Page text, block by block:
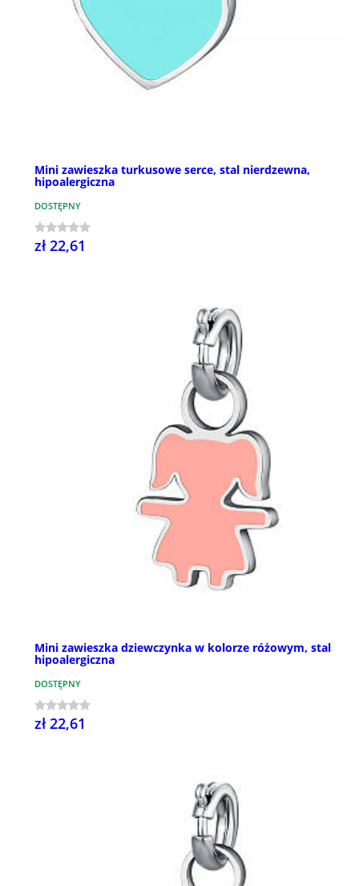
Mini zawieszka turkusowe serce, stal nierdzewna,
hipoalergiczna
DOSTĘPNY
zł 22,61
Mini zawieszka dziewczynka w kolorze różowym, stal
hipoalergiczna
DOSTĘPNY
zł 22,61